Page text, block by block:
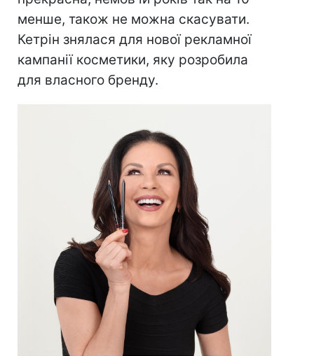
менше, також не можна скасувати.
Кетрін знялася для нової рекламної
кампанії косметики, яку розробила
для власного бренду.